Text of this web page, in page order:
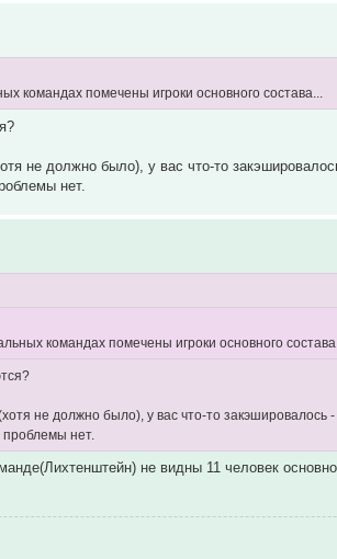
командах помечены игроки основного состава...
не должно было), у вас что-то
нет.
командах помечены игроки основного
не должно было), у вас что-то закэшировалось
нет.
не видны 11 человек